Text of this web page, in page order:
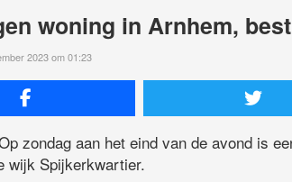
woning in Arnhem,
2023 om 01:23
zondag aan het eind van de avond is
wijk Spijkerkwartier.